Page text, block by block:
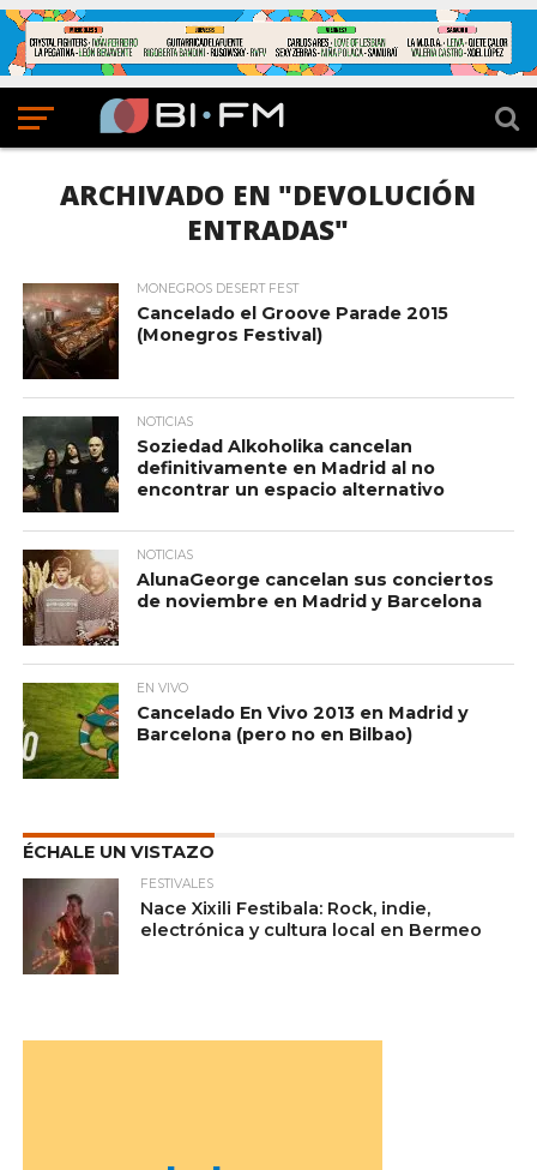
ARCHIVADO EN "DEVOLUCIÓN
ENTRADAS"
MONEGROS DESERT FEST
Cancelado el Groove Parade 2015
(Monegros Festival)
NOTICIAS
Soziedad Alkoholika cancelan
definitivamente en Madrid al no
encontrar un espacio alternativo
NOTICIAS
AlunaGeorge cancelan sus conciertos
de noviembre en Madrid y Barcelona
EN VIVO
Cancelado En Vivo 2013 en Madrid y
Barcelona (pero no en Bilbao)
ÉCHALE UN VISTAZO
FESTIVALES
Nace Xixili Festibala: Rock, indie,
electrónica y cultura local en Bermeo